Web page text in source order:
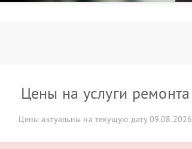
Цены на услуги ремонта
Цены актуальны на текущую дату 09.08.2026